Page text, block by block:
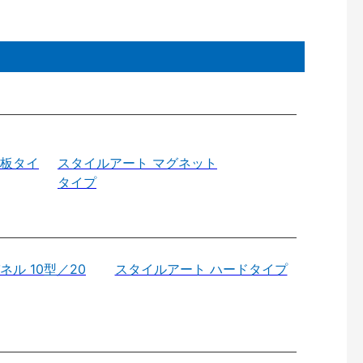
タイ
スタイルアート マグネット
タイプ
ル 10型／20 スタイルアート ハードタイプ